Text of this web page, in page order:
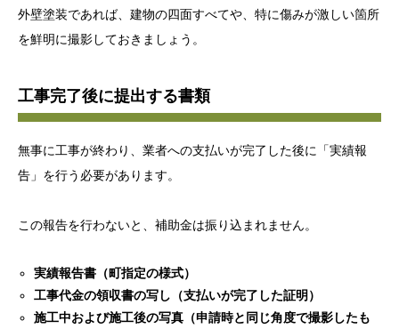
外壁塗装であれば、建物の四面すべてや、特に傷みが激しい箇所
を鮮明に撮影しておきましょう。
工事完了後に提出する書類
無事に工事が終わり、業者への支払いが完了した後に「実績報
告」を行う必要があります。
この報告を行わないと、補助金は振り込まれません。
実績報告書（町指定の様式）
工事代金の領収書の写し（支払いが完了した証明）
施工中および施工後の写真（申請時と同じ角度で撮影したも